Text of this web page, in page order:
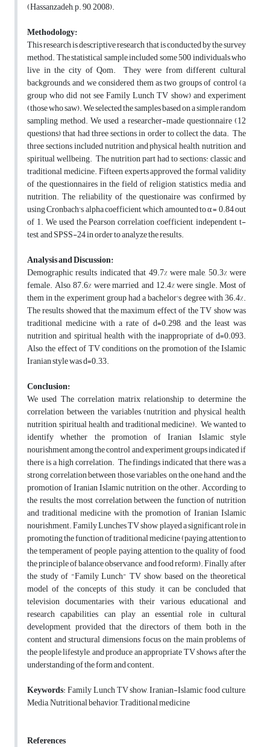
(Hassanzadeh, p. 90, 2008).
Methodology:
This research is descriptive research that is conducted by the survey
method. The statistical sample included some 500 individuals who
live in the city of Qom. They were from different cultural
backgrounds, and we considered them as two groups of control (a
group who did not see Family Lunch TV show) and experiment
(those who saw). We selected the samples based on a simple random
sampling method. We used a researcher-made questionnaire (12
questions) that had three sections in order to collect the data. The
three sections included nutrition and physical health, nutrition, and
spiritual wellbeing. The nutrition part had to sections: classic and
traditional medicine. Fifteen experts approved the formal validity
of the questionnaires in the field of religion, statistics, media, and
nutrition. The reliability of the questionaire was confirmed by
using Cronbach's alpha coefficient, which amounted to α = 0.84 out
of 1. We used the Pearson correlation coefficient, independent t-
test, and SPSS-24 in order to analyze the results.
Analysis and Discussion:
Demographic results indicated that 49.7% were male, 50.3% were
female. Also, 87.6% were married, and 12.4% were single. Most of
them in the experiment group had a bachelor's degree with 36.4%.
The results showed that the maximum effect of the TV show was
traditional medicine with a rate of d=0.298, and the least was
nutrition and spiritual health with the inappropriate of d=0.093.
Also, the effect of TV conditions on the promotion of the Islamic
Iranian style was d=0.33.
Conclusion:
We used The correlation matrix relationship to determine the
correlation between the variables (nutrition and physical health,
nutrition, spiritual health, and traditional medicine). We wanted to
identify whether the promotion of Iranian Islamic style
nourishment among the control and experiment groups indicated if
there is a high correlation. The findings indicated that there was a
strong correlation between those variables, on the one hand, and the
promotion of Iranian Islamic nutrition, on the other. According to
the results, the most correlation between the function of nutrition
and traditional medicine with the promotion of Iranian Islamic
nourishment. Family Lunches TV show played a significant role in
promoting the function of traditional medicine (paying attention to
the temperament of people, paying attention to the quality of food,
the principle of balance observance, and food reform). Finally, after
the study of "Family Lunch" TV show, based on the theoretical
model of the concepts of this study, it can be concluded that
television documentaries with their various educational and
research capabilities can play an essential role in cultural
development, provided that the directors of them, both in the
content and structural dimensions focus on the main problems of
the people lifestyle, and produce an appropriate TV shows after the
understanding of the form and content.
Keywords: Family Lunch TV show, Iranian-Islamic food culture,
Media, Nutritional behavior, Traditional medicine
References